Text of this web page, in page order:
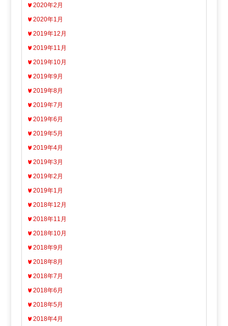
2020年2月
2020年1月
2019年12月
2019年11月
2019年10月
2019年9月
2019年8月
2019年7月
2019年6月
2019年5月
2019年4月
2019年3月
2019年2月
2019年1月
2018年12月
2018年11月
2018年10月
2018年9月
2018年8月
2018年7月
2018年6月
2018年5月
2018年4月